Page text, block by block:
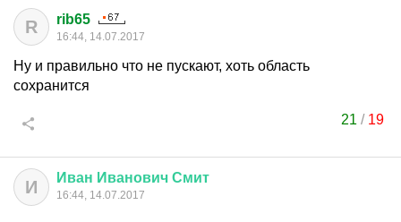
R rib65
16:44, 14.07.2017
Ну и правильно что не пускают, хоть область
сохранится
21 / 19
И Иван Иванович Смит
16:44, 14.07.2017